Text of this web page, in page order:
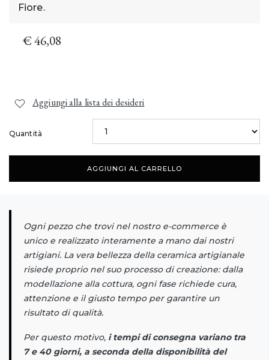
Fiore.
€ 46,08
Aggiungi alla lista dei desideri
Quantità
AGGIUNGI AL CARRELLO
Ogni pezzo che trovi nel nostro e-commerce è
unico e realizzato interamente a mano dai nostri
artigiani. La vera bellezza della ceramica artigianale
risiede proprio nel suo processo di creazione: dalla
modellazione alla cottura, ogni fase richiede cura,
attenzione e il giusto tempo per garantire un
risultato di qualità.
Per questo motivo, i tempi di consegna variano tra
7 e 40 giorni, a seconda della disponibilità del